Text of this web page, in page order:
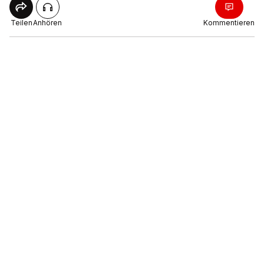
TeilenAnhören Kommentieren